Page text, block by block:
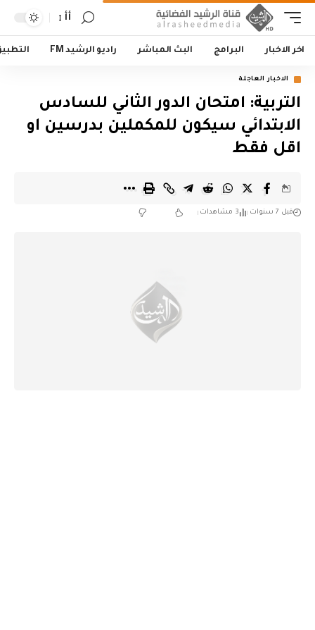
أأ
اخر الاخبار البرامج البث المباشر راديو الرشيد FM
الاخبار العاجلة
التربية: امتحان الدور الثاني للسادس
الابتدائي سيكون للمكملين بدرسين او
اقل فقط
قبل 7 سنوات 3 مشاهدات